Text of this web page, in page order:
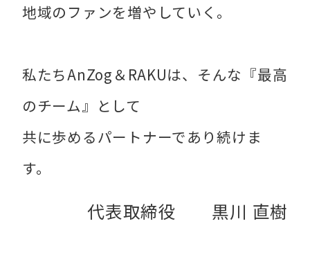
地域のファンを増やしていく。
私たちAnZog＆RAKUは、そんな『最高
のチーム』として
共に歩めるパートナーであり続けま
す。
代表取締役 黒川 直樹